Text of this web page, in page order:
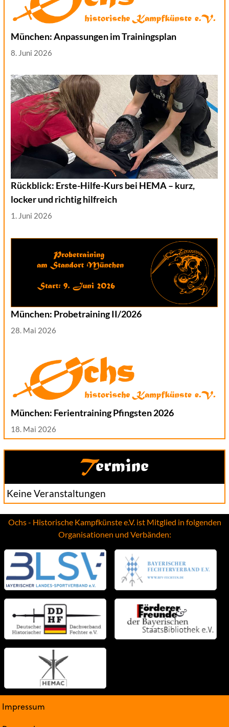
München: Anpassungen im Trainingsplan
8. Juni 2026
Rückblick: Erste-Hilfe-Kurs bei HEMA – kurz,
locker und richtig hilfreich
1. Juni 2026
München: Probetraining II/2026
28. Mai 2026
München: Ferientraining Pfingsten 2026
18. Mai 2026
Termine
Keine Veranstaltungen
Ochs - Historische Kampfkünste e.V. ist Mitglied in folgenden
Organisationen und Verbänden:
Impressum